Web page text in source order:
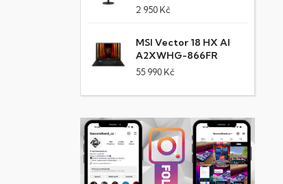
2 950 Kč
MSI Vector 18 HX AI
A2XWHG-866FR
55 990 Kč